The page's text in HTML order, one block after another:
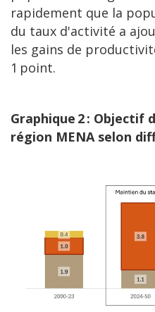
rapidement que la
du taux d'activité a
les gains de
1 point.
Graphique 2 : Objectif
région MENA selon